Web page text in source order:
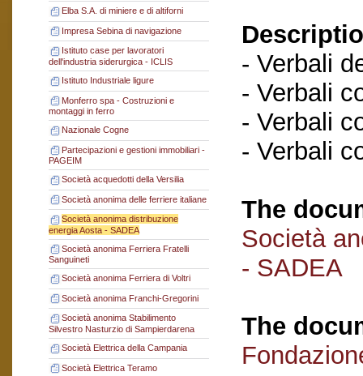
Elba S.A. di miniere e di altiforni
Impresa Sebina di navigazione
Istituto case per lavoratori
dell'industria siderurgica - ICLIS
Istituto Industriale ligure
Monferro spa - Costruzioni e
montaggi in ferro
Nazionale Cogne
Partecipazioni e gestioni immobiliari -
PAGEIM
Società acquedotti della Versilia
Società anonima delle ferriere italiane
Società anonima distribuzione
energia Aosta - SADEA
Società anonima Ferriera Fratelli
Sanguineti
Società anonima Ferriera di Voltri
Società anonima Franchi-Gregorini
Società anonima Stabilimento
Silvestro Nasturzio di Sampierdarena
Società Elettrica della Campania
Società Elettrica Teramo
- Verbali
- Verbali
- Verbali
- Verbali
The
Società
- SADEA
The